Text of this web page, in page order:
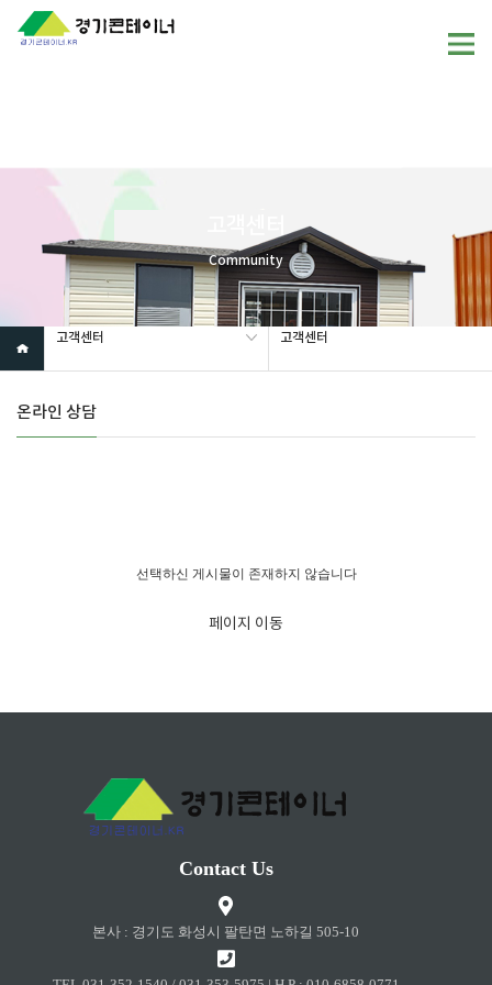
Warning: mysql_fetch_array(): supplied argument is not a valid
MySQL result resource in
/home/gunggictr/gungboard/view.php
Community
고객센터 고객센터
온라인 상담
선택하신 게시물이 존재하지 않습니다
페이지 이동
Contact Us
본사 : 경기도 화성시 팔탄면 노하길 505-10